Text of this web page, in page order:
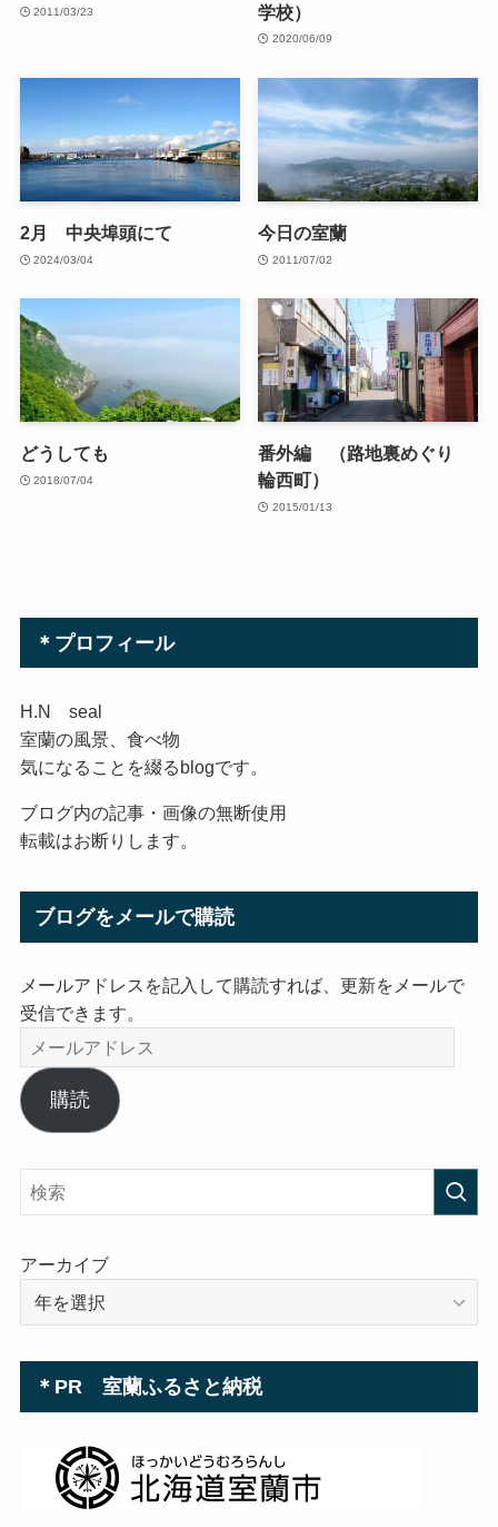
2011/03/23
学校）
2020/06/09
2月 中央埠頭にて
2024/03/04
今日の室蘭
2011/07/02
どうしても
2018/07/04
番外編 （路地裏めぐり
輪西町）
2015/01/13
＊プロフィール
H.N seal
室蘭の風景、食べ物
気になることを綴るblogです。
ブログ内の記事・画像の無断使用
転載はお断りします。
ブログをメールで購読
メールアドレスを記入して購読すれば、更新をメールで
受信できます。
ー
ル
ア
ス
購読
アーカイブ
＊PR 室蘭ふるさと納税